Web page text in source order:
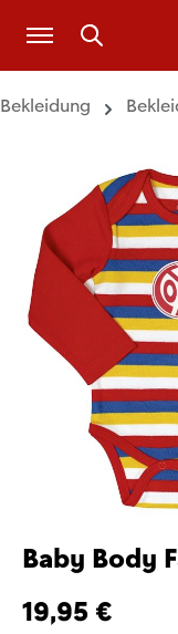
Zum Hauptinhalt
Bekleidung
Baby Body
19,95 €